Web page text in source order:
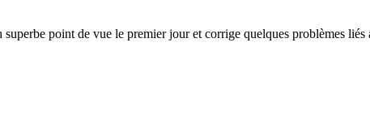
point de vue le premier jour et corrige quelques problèmes liés